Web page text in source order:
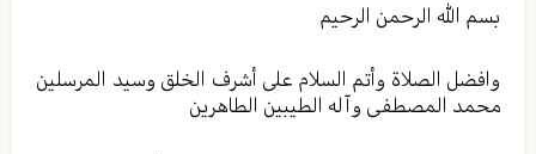
بسم الله الرحمن الرحيم
وافضل الصلاة وأتم السلام على أشرف الخلق وسيد المرسلين
محمد المصطفى وآله الطيبين الطاهرين